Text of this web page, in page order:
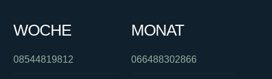
WOCHE
08544819812
MONAT
066488302866